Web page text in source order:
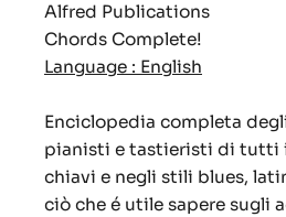
Alfred Publications
Chords Complete!
Language : English
Enciclopedia completa
pianisti e tastieristi di tutti
chiavi e negli stili blues,
ciò che é utile sapere sugli